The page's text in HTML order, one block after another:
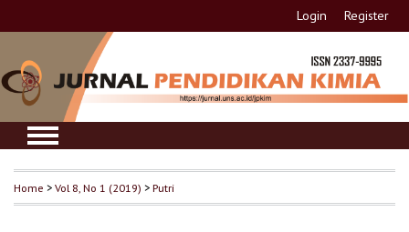
Login Register
Home >Vol 8, No 1 (2019) >Putri